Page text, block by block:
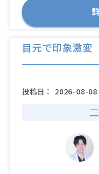
目元で印象激変
投稿日： 2026-08-08